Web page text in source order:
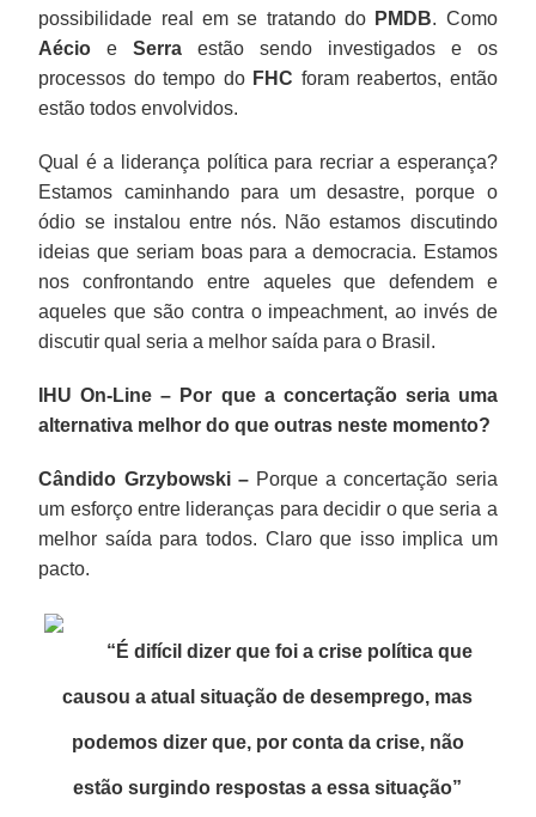
possibilidade real em se tratando do PMDB. Como
Aécio eSerra estão sendo investigados e os
processos do tempo do FHC foram reabertos, então
estão todos envolvidos.
Qual é a liderança política para recriar a esperança?
Estamos caminhando para um desastre, porque o
ódio se instalou entre nós. Não estamos discutindo
ideias que seriam boas para a democracia. Estamos
nos confrontando entre aqueles que defendem e
aqueles que são contra o impeachment, ao invés de
discutir qual seria a melhor saída para o Brasil.
IHU On-Line – Por que a concertação seria uma
alternativa melhor do que outras neste momento?
Cândido Grzybowski –Porque a concertação seria
um esforço entre lideranças para decidir o que seria a
melhor saída para todos. Claro que isso implica um
pacto.
“É difícil dizer que foi a crise política que
causou a atual situação de desemprego, mas
podemos dizer que, por conta da crise, não
estão surgindo respostas a essa situação”